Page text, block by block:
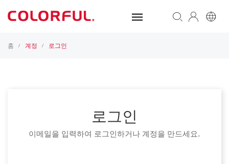
홈 / 계정 / 로그인
로그인
이메일을 입력하여 로그인하거나 계정을 만드세요.